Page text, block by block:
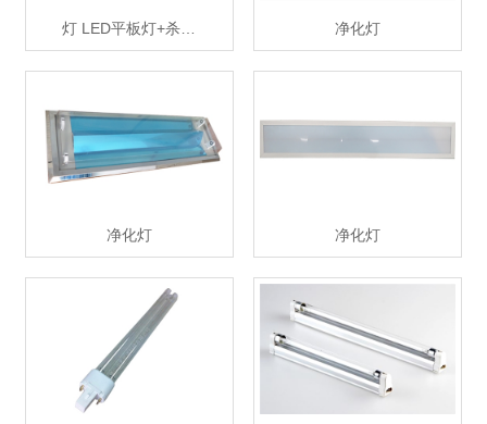
灯 LED平板灯+杀… 净化灯
净化灯 净化灯